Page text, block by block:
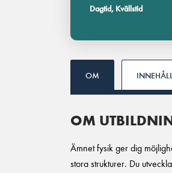
Dagtid, Kvällstid
OM
OM
Ämnet fysik ger dig
stora strukturer. Du